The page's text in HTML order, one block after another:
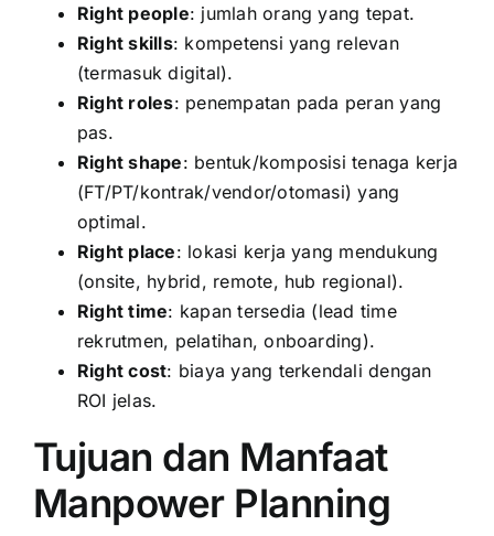
Right people: jumlah orang yang tepat.
Right skills: kompetensi yang relevan
(termasuk digital).
Right roles: penempatan pada peran yang
pas.
Right shape: bentuk/komposisi tenaga kerja
(FT/PT/kontrak/vendor/otomasi) yang
optimal.
Right place: lokasi kerja yang mendukung
(onsite, hybrid, remote, hub regional).
Right time: kapan tersedia (lead time
rekrutmen, pelatihan, onboarding).
Right cost: biaya yang terkendali dengan
ROI jelas.
Tujuan dan Manfaat
Manpower Planning